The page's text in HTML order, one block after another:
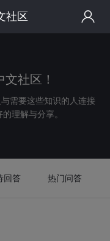
社区
文社区！
需要这些知识的人连接
理解与分享。
回答 热门问答